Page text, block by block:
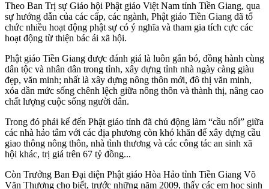
Theo Ban Trị sự Giáo hội Phật giáo Việt Nam tỉnh Tiền Giang, qua
sự hướng dẫn của các cấp, các ngành, Phật giáo Tiền Giang đã tổ
chức nhiều hoạt động phật sự có ý nghĩa và tham gia tích cực các
hoạt động từ thiện bác ái xã hội.
Phật giáo Tiền Giang được đánh giá là luôn gắn bó, đồng hành cùng
dân tộc và nhân dân trong tỉnh, xây dựng tỉnh nhà ngày càng giàu
đẹp, văn minh; nhất là xây dựng nông thôn mới, đô thị văn minh,
xóa dần mức sống chênh lệch giữa nông thôn và thành thị, nâng cao
chất lượng cuộc sống người dân.
Trong đó phải kể đến Phật giáo tỉnh đã chủ động làm “cầu nối” giữa
các nhà hảo tâm với các địa phương còn khó khăn để xây dựng cầu
giao thông nông thôn, nhà tình thương và các công tác an sinh xã
hội khác, trị giá trên 67 tỷ đồng...
Còn Trưởng Ban Đại diện Phật giáo Hòa Hảo tỉnh Tiền Giang Võ
Văn Thượng cho biết, trước những năm 2009, thấy các em học sinh